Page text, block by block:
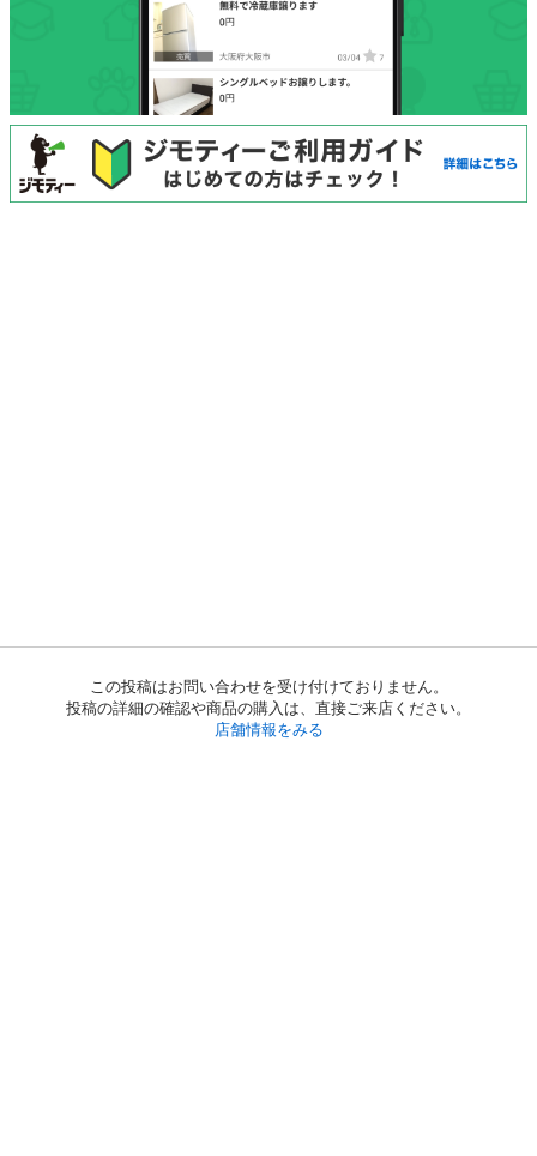
この投稿はお問い合わせを受け付けておりません。
投稿の詳細の確認や商品の購入は、直接ご来店ください。
店舗情報をみる